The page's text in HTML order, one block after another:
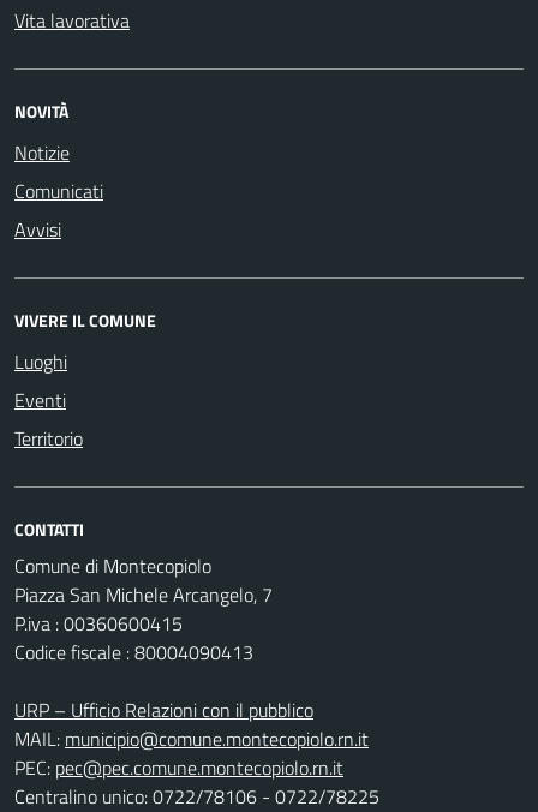
Vita lavorativa
NOVITÀ
Notizie
Comunicati
Avvisi
VIVERE IL COMUNE
Luoghi
Eventi
Territorio
CONTATTI
Comune di Montecopiolo
Piazza San Michele Arcangelo, 7
P.iva : 00360600415
Codice fiscale : 80004090413
URP – Ufficio Relazioni con il pubblico
MAIL: municipio@comune.montecopiolo.rn.it
PEC: pec@pec.comune.montecopiolo.rn.it
Centralino unico: 0722/78106 - 0722/78225